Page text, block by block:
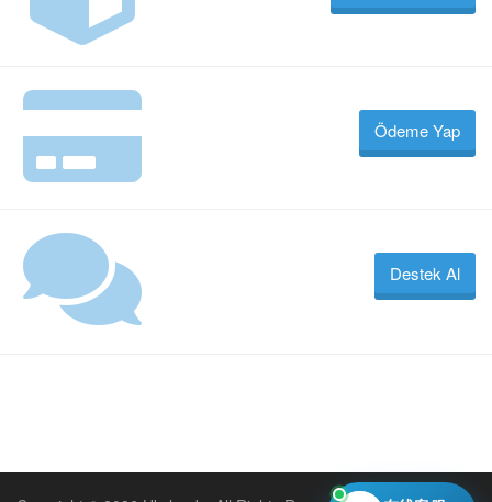
Ödeme Yap
Destek Al